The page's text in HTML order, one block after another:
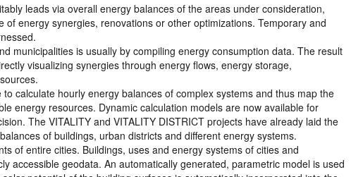
leads via overall energy balances of the areas under consideration,
energy synergies, renovations or other optimizations. Temporary and
municipalities is usually by compiling energy consumption data. The result
visualizing synergies through energy flows, energy storage,
calculate hourly energy balances of complex systems and thus map the
energy resources. Dynamic calculation models are now available for
The VITALITY and VITALITY DISTRICT projects have already laid the
of buildings, urban districts and different energy systems.
of entire cities. Buildings, uses and energy systems of cities and
accessible geodata. An automatically generated, parametric model is used